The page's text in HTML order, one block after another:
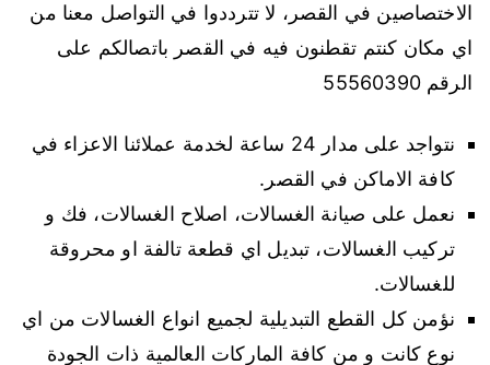
الاختصاصين في القصر، لا تترددوا في التواصل معنا من
اي مكان كنتم تقطنون فيه في القصر باتصالكم على
الرقم 55560390
نتواجد على مدار 24 ساعة لخدمة عملائنا الاعزاء في
كافة الاماكن في القصر.
نعمل على صيانة الغسالات، اصلاح الغسالات، فك و
تركيب الغسالات، تبديل اي قطعة تالفة او محروقة
للغسالات.
نؤمن كل القطع التبديلية لجميع انواع الغسالات من اي
نوع كانت و من كافة الماركات العالمية ذات الجودة